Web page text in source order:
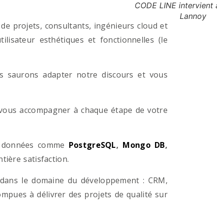
projets, consultants, ingénieurs cloud et
esthétiques et fonctionnelles (le
saurons adapter notre discours et vous
accompagner à chaque étape de votre
comme PostgreSQL, Mongo DB,
satisfaction.
le domaine du développement : CRM,
à délivrer des projets de qualité sur
CODE LINE intervient
Lannoy